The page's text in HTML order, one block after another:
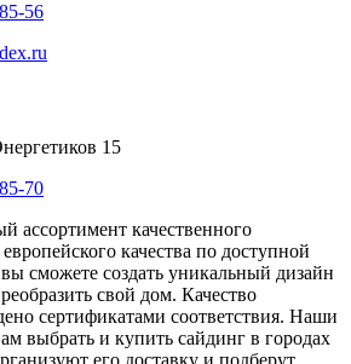
56
15
70
ассортимент качественного
качества по доступной
сможете создать уникальный дизайн
свой дом. Качество
сертификатами соответствия. Наши
выбрать и купить сайдинг в городах
его доставку и подберут